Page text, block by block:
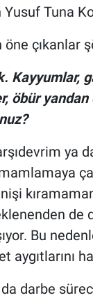
Tuna
öne çıkanlar
Kayyumlar,
öbür
ya
de
Bu
aygıtlarını
darbe